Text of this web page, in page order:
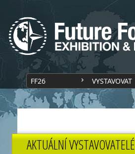
FF26 VYSTAVOVAT
AKTUÁLNÍ VYSTAVOVATELÉ